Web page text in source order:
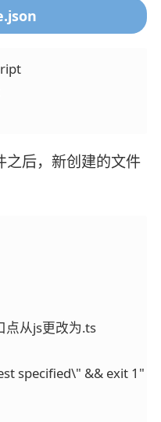
后，新创建的文件
点从js更改为.ts
specified\" && exit 1"